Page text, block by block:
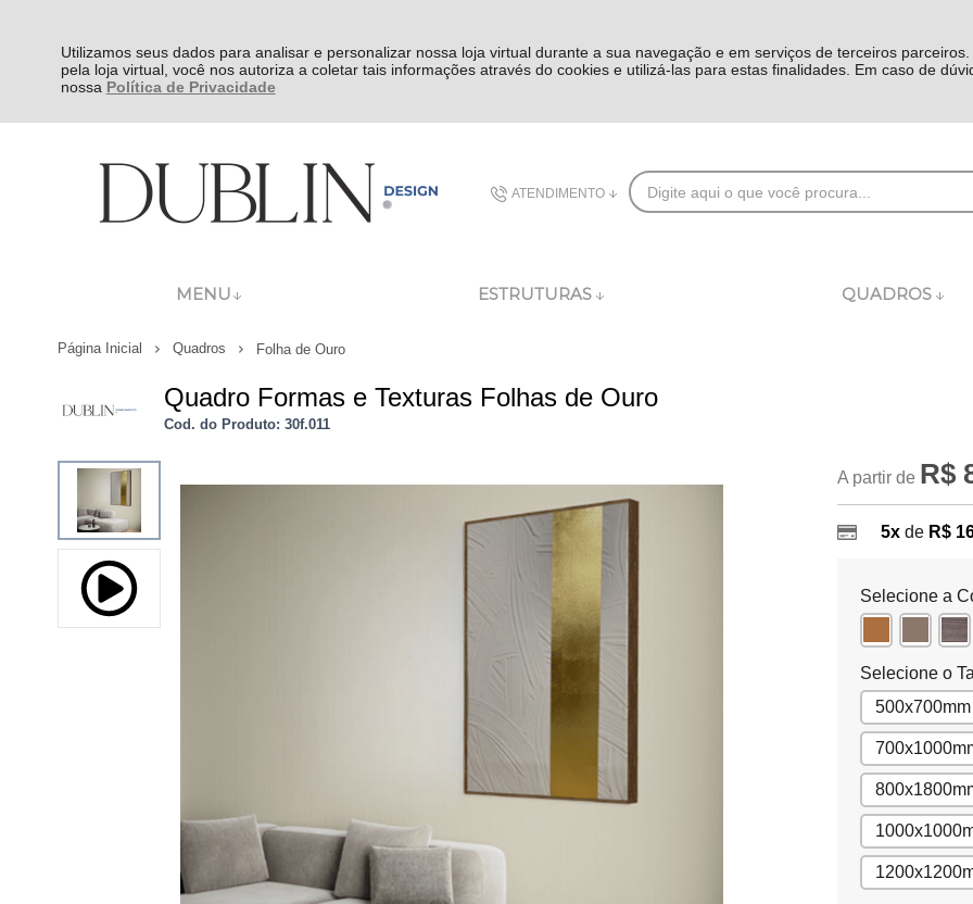
Utilizamos seus dados para analisar e personalizar nossa loja virtual durante a sua navegação e em serviços de terceiros parceiros.
pela loja virtual, você nos autoriza a coletar tais informações através do cookies e utilizá-las para estas finalidades. Em caso de
nossa Política de Privacidade
ATENDIMENTO
MENU ESTRUTURAS QUADROS
Página Inicial Quadros Folha de Ouro
Quadro Formas e Texturas Folhas de Ouro
Cod. do Produto: 30f.011
A partir de R$
5x de R$
Selecione a
Selecione o
500x700mm